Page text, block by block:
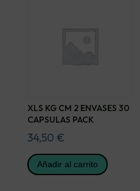
XLS KG CM 2 ENVASES 30
CAPSULAS PACK
34,50 €
Añadir al carrito